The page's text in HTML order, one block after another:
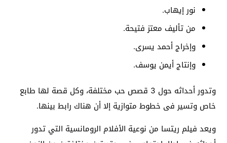
نور إيهاب.
من تأليف معتز فتيحة.
وإخراج أحمد يسرى.
وإنتاج أيمن يوسف.
وتدور أحداثه حول 3 قصص حب مختلفة، وكل قصة لها طابع
خاص وتسير فى خطوط متوازية إلا أن هناك رابط بينها.
ويعد فيلم ريتسا من نوعية الأفلام الرومانسية التي تدور